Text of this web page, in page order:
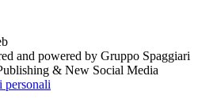
and powered by Gruppo Spaggiari
& New Social Media
personali